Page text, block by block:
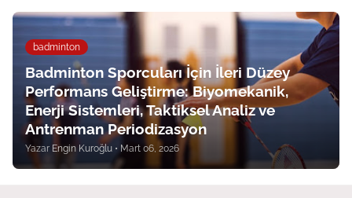
badminton
Badminton Sporcuları İçin İleri Düzey
Performans Geliştirme: Biyomekanik,
Enerji Sistemleri, Taktiksel Analiz ve
Antrenman Periodizasyon
Yazar Engin Kuroğlu • Mart 06, 2026